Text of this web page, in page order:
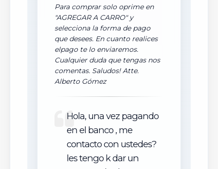
Para comprar solo oprime en
"AGREGAR A CARRO" y
selecciona la forma de pago
que desees. En cuanto realices
elpago te lo enviaremos.
Cualquier duda que tengas nos
comentas. Saludos! Atte.
Alberto Gómez
Hola, una vez pagando
en el banco , me
contacto con ustedes?
les tengo k dar un